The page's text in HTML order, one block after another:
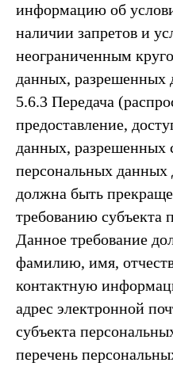
информацию об
наличии запретов и
неограниченным
данных, разрешенных
5.6.3 Передача
предоставление,
данных, разрешенных
персональных данных
должна быть
требованию субъекта
Данное требование
фамилию, имя,
контактную
адрес электронной
субъекта
перечень